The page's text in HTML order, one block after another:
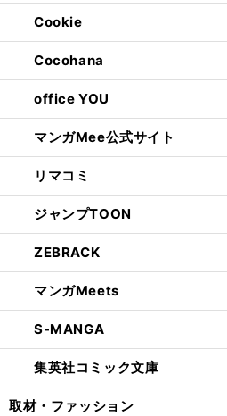
Cookie
Cocohana
office YOU
マンガMee公式サイト
リマコミ
ジャンプTOON
ZEBRACK
マンガMeets
S-MANGA
集英社コミック文庫
取材・ファッション